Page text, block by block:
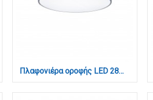
Πλαφονιέρα οροφής LED 28W 3CCT (by switch on base) από γκρι μέταλλο και ακρυλικό D:40cm (42035-C-Gray)